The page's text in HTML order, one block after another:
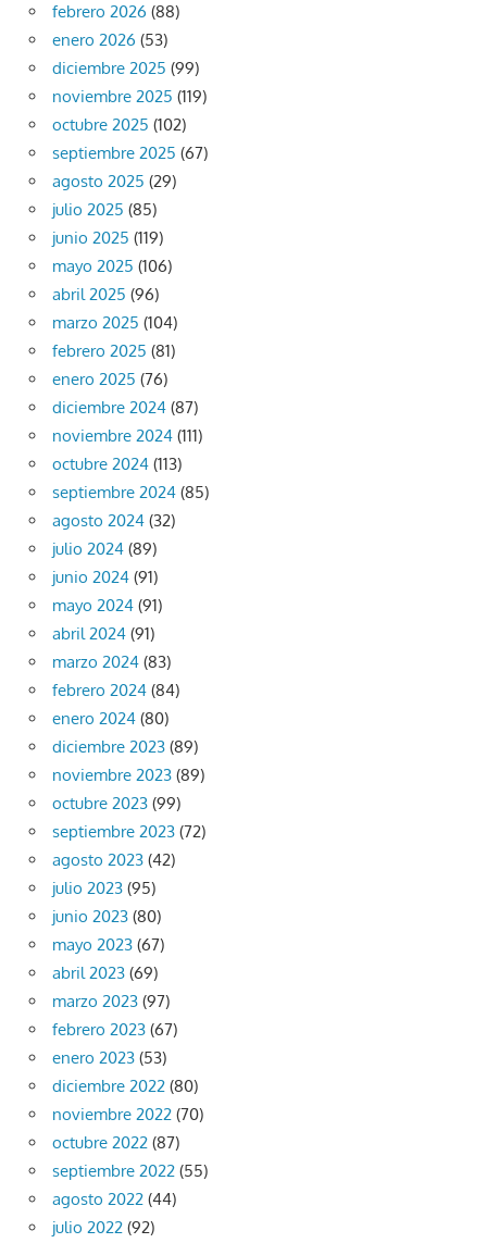
febrero 2026 (88)
enero 2026 (53)
diciembre 2025 (99)
noviembre 2025 (119)
octubre 2025 (102)
septiembre 2025 (67)
agosto 2025 (29)
julio 2025 (85)
junio 2025 (119)
mayo 2025 (106)
abril 2025 (96)
marzo 2025 (104)
febrero 2025 (81)
enero 2025 (76)
diciembre 2024 (87)
noviembre 2024 (111)
octubre 2024 (113)
septiembre 2024 (85)
agosto 2024 (32)
julio 2024 (89)
junio 2024 (91)
mayo 2024 (91)
abril 2024 (91)
marzo 2024 (83)
febrero 2024 (84)
enero 2024 (80)
diciembre 2023 (89)
noviembre 2023 (89)
octubre 2023 (99)
septiembre 2023 (72)
agosto 2023 (42)
julio 2023 (95)
junio 2023 (80)
mayo 2023 (67)
abril 2023 (69)
marzo 2023 (97)
febrero 2023 (67)
enero 2023 (53)
diciembre 2022 (80)
noviembre 2022 (70)
octubre 2022 (87)
septiembre 2022 (55)
agosto 2022 (44)
julio 2022 (92)